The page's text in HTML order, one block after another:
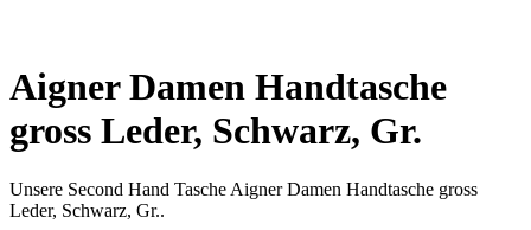
Aigner Damen Handtasche
gross Leder, Schwarz, Gr.
Unsere Second Hand Tasche Aigner Damen Handtasche gross
Leder, Schwarz, Gr..